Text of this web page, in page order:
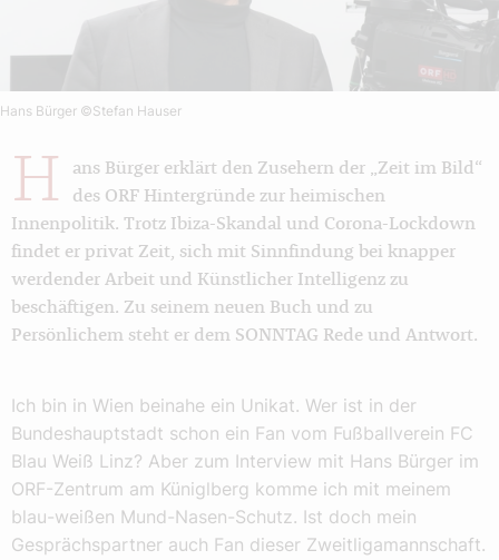
Hans Bürger ©Stefan Hauser
H
ans Bürger erklärt den Zusehern der „Zeit im Bild“
des ORF Hintergründe zur heimischen
Innenpolitik. Trotz Ibiza-Skandal und Corona-Lockdown
findet er privat Zeit, sich mit Sinnfindung bei knapper
werdender Arbeit und Künstlicher Intelligenz zu
beschäftigen. Zu seinem neuen Buch und zu
Persönlichem steht er dem SONNTAG Rede und Antwort.
Ich bin in Wien beinahe ein Unikat. Wer ist in der
Bundeshauptstadt schon ein Fan vom Fußballverein FC
Blau Weiß Linz? Aber zum Interview mit Hans Bürger im
ORF-Zentrum am Küniglberg komme ich mit meinem
blau-weißen Mund-Nasen-Schutz. Ist doch mein
Gesprächspartner auch Fan dieser Zweitligamannschaft.